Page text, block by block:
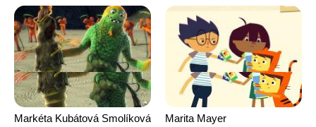
Razafindralambo, Aymeric
Rondol, Jonathan Salvi,
Anthony Trefleze
Markéta Kubátová Smolíková
Marita Mayer